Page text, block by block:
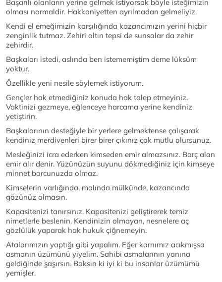
Başarılı olanların yerine gelmek istiyorsak böyle isteğimizin
olması normaldir. Hakkaniyetten ayrılmadan gelmeliyiz.
Kendi el emeğimizin karşılığında kazancımızın yerini hiçbir
zenginlik tutmaz. Zehiri altın tepsi de sunsalar da zehir
zehirdir.
Başkaları istedi, aslında ben istememiştim deme lüksüm
yoktur.
Özellikle yeni nesile söylemek istiyorum.
Gençler hak etmediğiniz konuda hak talep etmeyiniz.
Vaktinizi gezmeye, eğlenceye harcama yerine kendiniz
yetiştirin.
Başkalarının desteğiyle bir yerlere gelmektense çalışarak
kendiniz merdivenleri birer birer çıkınız çok mutlu olursunuz.
Mesleğinizi icra ederken kimseden emir almazsınız. Borç alan
emir alır denir. Yüzünüzün suyunu dökmediğiniz için kimseye
minnet borcunuzda olmaz.
Kimselerin varlığında, malında mülkünde, kazancında
gözünüz olmasın.
Kapasitenizi tanırsınız. Kapasitenizi geliştirerek temiz
nimetlerle beslenin. Kendinizin olmayan, nesnelere aç
gözlülük yaparak hak hukuk çiğnemeyin.
Atalarımızın yaptığı gibi yapalım. Eğer karnımız acıkmışsa
asmanın üzümünü yiyelim. Sahibi asmalarının yanına
geldiğinde şaşırsın. Baksın ki iyi ki bu insanlar üzümümü
yemişler.